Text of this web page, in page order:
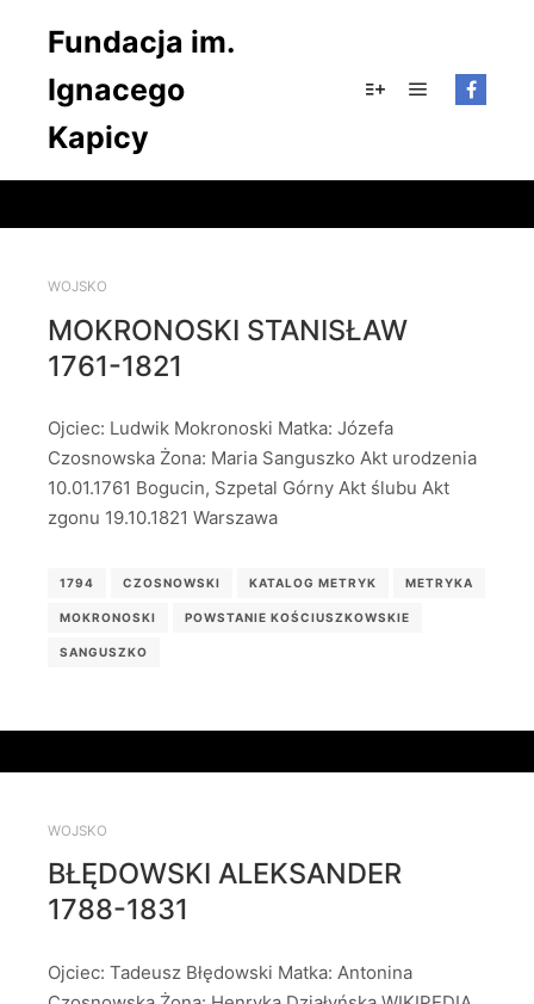
Fundacja im.
Ignacego
Kapicy
WOJSKO
MOKRONOSKI STANISŁAW
1761-1821
Ojciec: Ludwik Mokronoski Matka: Józefa
Czosnowska Żona: Maria Sanguszko Akt urodzenia
10.01.1761 Bogucin, Szpetal Górny Akt ślubu Akt
zgonu 19.10.1821 Warszawa
1794 CZOSNOWSKI KATALOG METRYK METRYKA
MOKRONOSKI POWSTANIE KOŚCIUSZKOWSKIE
SANGUSZKO
WOJSKO
BŁĘDOWSKI ALEKSANDER
1788-1831
Ojciec: Tadeusz Błędowski Matka: Antonina